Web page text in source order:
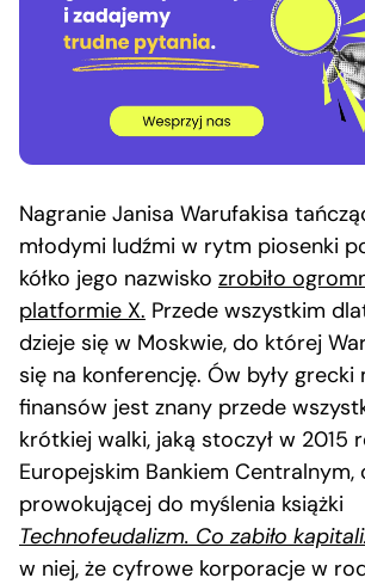
Nagranie Janisa Warufakisa
młodymi ludźmi w rytm piosenki
kółko jego nazwisko zrobiło
platformie X. Przede wszystkim
dzieje się w Moskwie, do której
się na konferencję. Ów były grecki
finansów jest znany przede
krótkiej walki, jaką stoczył w 2015
Europejskim Bankiem Centralnym,
prowokującej do myślenia książki
Technofeudalizm. Co zabiło
w niej, że cyfrowe korporacje w